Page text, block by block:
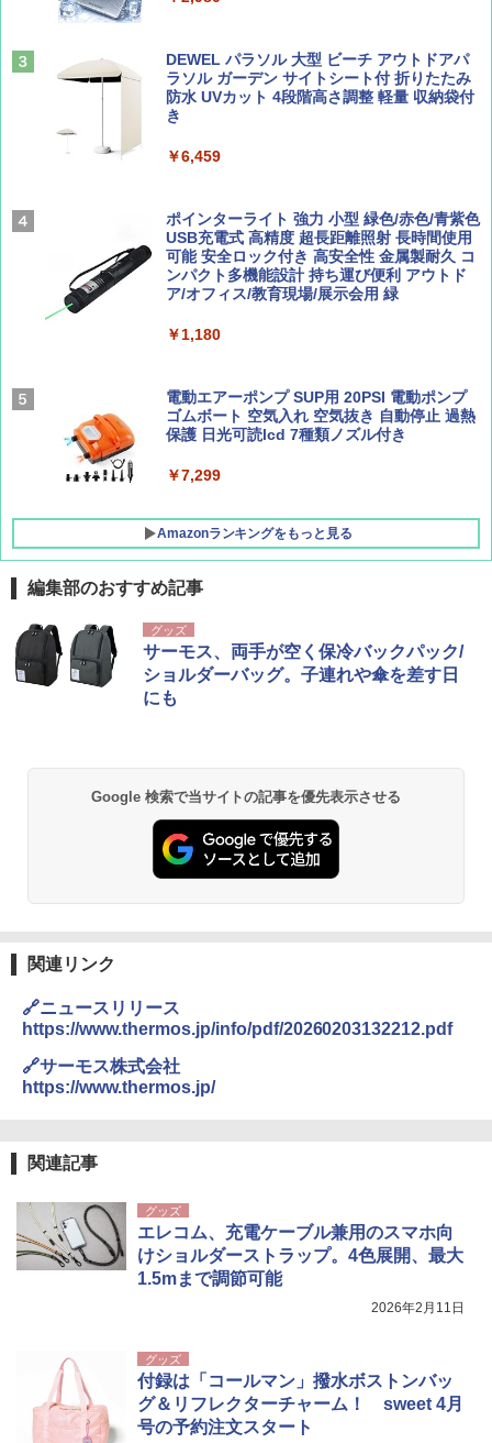
山と溪谷 2026年8月号「南アルプス大全」
￥1,540
集】ボーイング110周年を祝して！
￥1,760
BE-PAL(ビ-パル) 2026年 9 月号【特別付録:
￥1,500
A26 地球の歩き方 チェコ ポーランド スロヴ
ァキア 2026～2027 地球の歩き方A ヨーロッ
パ
￥2,695
新しい日本地理 地図・統計・移動から読み
￥1,540
￥-
テント ワンタッチ RENEW 幅200 2-3人用 43
￥5,499
[キャンパーズコレクション 山善] 傘みたいに
広げるだけ パッとサッとテント ブラックコ
簡単設置 ポップアップテント エクルベージ
￥8,991
X 2人用 3人用 キャンプ アウトドア フェス
￥20,718
DEWEL パラソル 大型 ビーチ アウトドアパ
ラソル ガーデン サイトシート付 折りたたみ
防水 UVカット 4段階高さ調整 軽量 収納袋付
き
￥6,459
ポインターライト 強力 小型 緑色/赤色/青紫色
USB充電式 高精度 超長距離照射 長時間使用
可能 安全ロック付き 高安全性 金属製耐久 コ
ンパクト多機能設計 持ち運び便利 アウトド
ア/オフィス/教育現場/展示会用 緑
￥1,180
電動エアーポンプ SUP用 20PSI 電動ポンプ
ゴムボート 空気入れ 空気抜き 自動停止 過熱
保護 日光可読lcd 7種類ノズル付き
￥7,299
Amazonランキングをもっと見る
編集部のおすすめ記事
グッズ
サーモス、両手が空く保冷バックパック/
ショルダーバッグ。子連れや傘を差す日
にも
Google 検索で当サイトの記事を優先表示させる
関連リンク
🔗ニュースリリース
https://www.thermos.jp/info/pdf/20260203132212.pdf
🔗サーモス株式会社
https://www.thermos.jp/
関連記事
グッズ
エレコム、充電ケーブル兼用のスマホ向
けショルダーストラップ。4色展開、最大
1.5mまで調節可能
2026年2月11日
グッズ
付録は「コールマン」撥水ボストンバッ
グ＆リフレクターチャーム！ sweet 4月
号の予約注文スタート